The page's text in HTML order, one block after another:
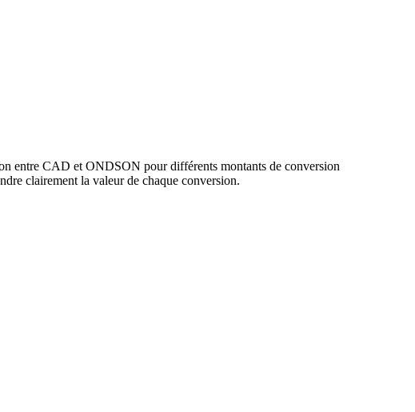
entre CAD et ONDSON pour différents montants de conversion
clairement la valeur de chaque conversion.